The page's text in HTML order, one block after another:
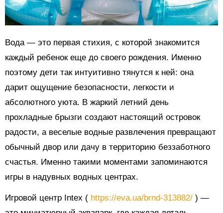
Вода — это первая стихия, с которой знакомится
каждый ребенок еще до своего рождения. Именно
поэтому дети так интуитивно тянутся к ней: она
дарит ощущение безопасности, легкости и
абсолютного уюта. В жаркий летний день
прохладные брызги создают настоящий островок
радости, а веселые водные развлечения превращают
обычный двор или дачу в территорию беззаботного
счастья. Именно такими моментами запоминаются
игры в надувных водных центрах.
Игровой центр Intex ( https://eva.ua/brnd-313882/ ) —